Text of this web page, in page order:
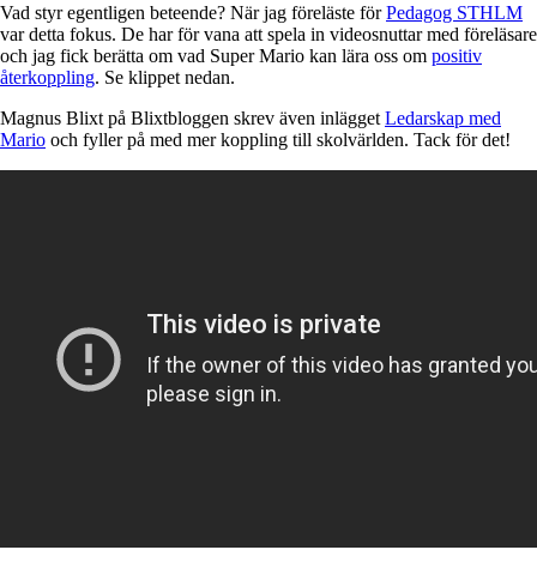
Vad styr egentligen beteende? När jag föreläste förPedagog STHLM
var detta fokus. De har för vana att spela in videosnuttar med föreläsare
och jag fick berätta om vad Super Mario kan lära oss om positiv
återkoppling. Se klippet nedan.
Magnus Blixt på Blixtbloggen skrev även inlägget Ledarskap med
Mario och fyller på med mer koppling till skolvärlden. Tack för det!